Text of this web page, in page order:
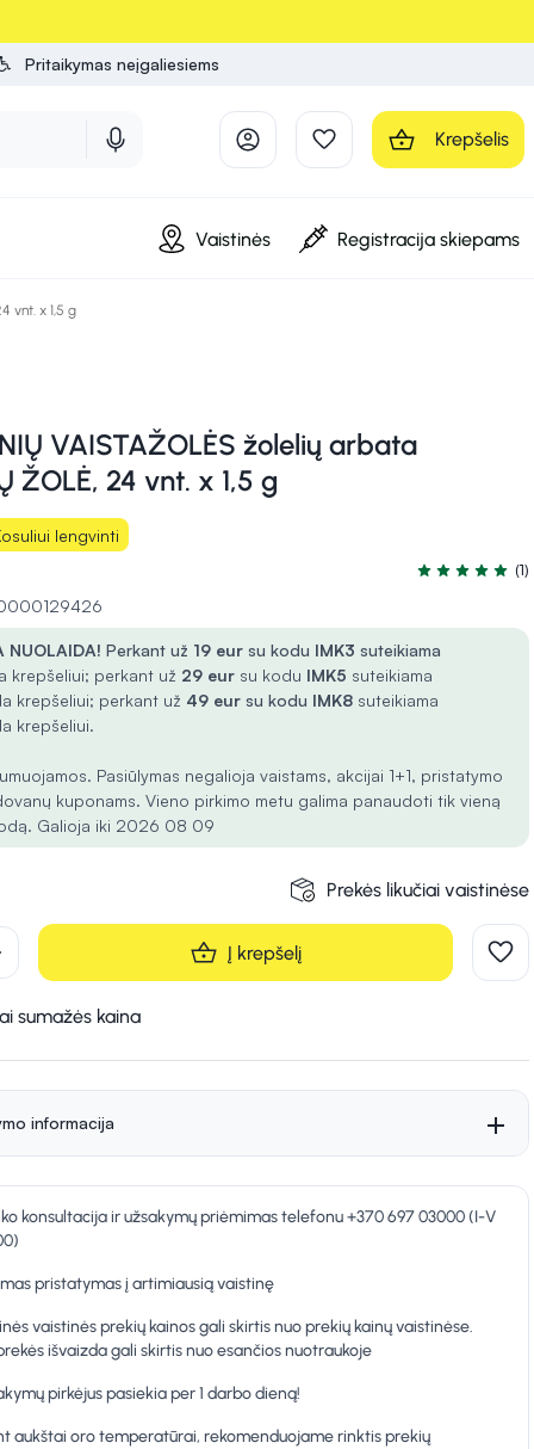
Pritaikymas neįgaliesiems
Krepšelis
Vaistinės Registracija skiepams
vnt. x 1,5 g
VAISTAŽOLĖS žolelių arbata
ŽOLĖ, 24 vnt. x 1,5 g
lengvinti
Įvertinimas
(1)
NUOLAIDA! Perkant už 19 eur su kodu IMK3 suteikiama
krepšeliui; perkant už 29 eur su kodu IMK5 suteikiama
krepšeliui; perkant už 49 eur su kodu IMK8 suteikiama
krepšeliui.
Pasiūlymas negalioja vaistams, akcijai 1+1, pristatymo
kuponams. Vieno pirkimo metu galima panaudoti tik vieną
Galioja iki 2026 08 09
Prekės likučiai vaistinėse
Į krepšelį
sumažės kaina
informacija
konsultacija ir užsakymų priėmimas telefonu +370 697 03000 (I-V
pristatymas į artimiausią vaistinę
vaistinės prekių kainos gali skirtis nuo prekių kainų vaistinėse.
išvaizda gali skirtis nuo esančios nuotraukoje
pirkėjus pasiekia per 1 darbo dieną!
aukštai oro temperatūrai, rekomenduojame rinktis prekių